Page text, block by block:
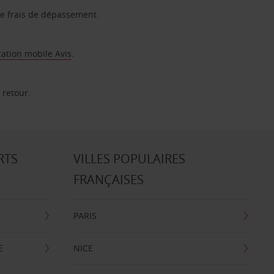
frais de dépassement.
mobile Avis.
retour.
VILLES POPULAIRES
FRANÇAISES
PARIS
NICE